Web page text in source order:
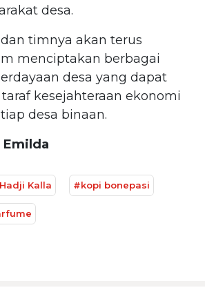
desa.
timnya akan terus
menciptakan berbagai
desa yang dapat
kesejahteraan ekonomi
desa binaan.
Emilda
Kalla #kopi bonepasi